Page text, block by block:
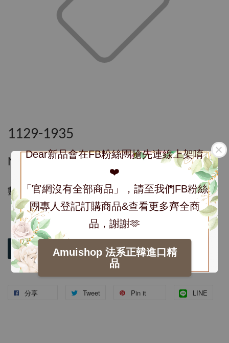
Dear新品會在FB粉絲團搶先連線上架唷
❤️
「官網沒有全部商品」，請至我們FB粉絲
團專人登記訂購商品&查看更多齊全商
品，謝謝🫶
Amuishop 法系正韓進口精
品
1129-1935
NT$ 1,935
數量
加入購物車
分享 Tweet Pin it LINE